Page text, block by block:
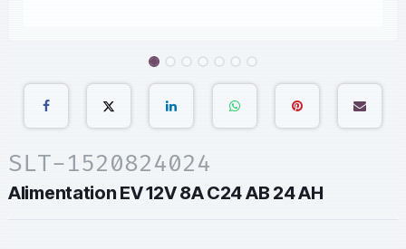
SLT-1520824024
Alimentation EV 12V 8A C24 AB 24 AH